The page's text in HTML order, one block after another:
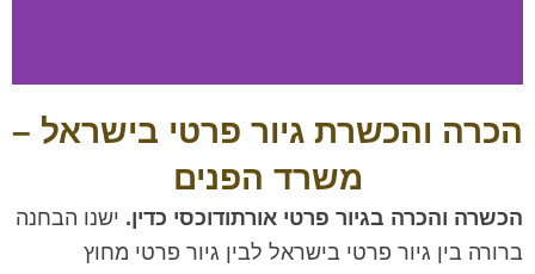
הכשרת
גיור פרטי
בישראל
הכרה והכשרת גיור פרטי בישראל –
משרד הפנים
הכשרה והכרה בגיור פרטי אורתודוכסי כדין. ישנו הבחנה
ברורה בין גיור פרטי בישראל לבין גיור פרטי מחוץ